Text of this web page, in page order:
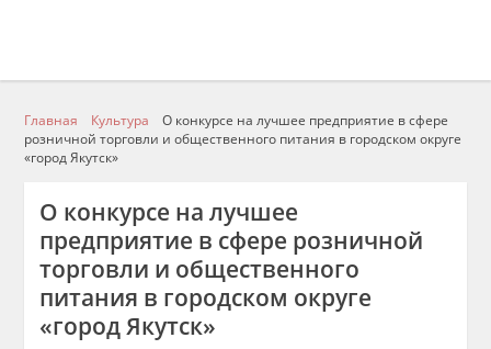
Главная Культура
О конкурсе на лучшее предприятие в сфере
розничной торговли и общественного питания в городском округе
«город Якутск»
О конкурсе на лучшее
предприятие в сфере розничной
торговли и общественного
питания в городском округе
«город Якутск»